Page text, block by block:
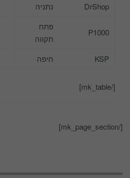
DrShop
נתניה
P1000
פתח
תקווה
KSP
חיפה
[/mk_table]
[/mk_page_section]